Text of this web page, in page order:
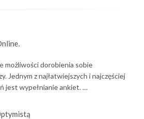
możliwości dorobienia sobie
Jednym z najłatwiejszych i najczęściej
jest wypełnianie ankiet. …